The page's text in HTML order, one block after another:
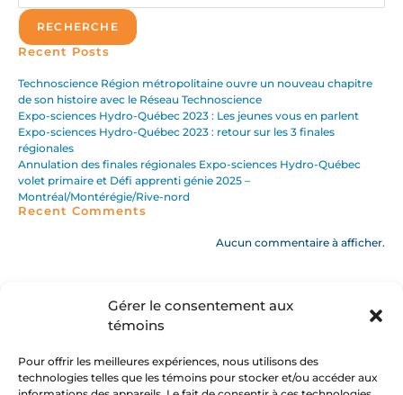
Gérer le consentement aux
témoins
Pour offrir les meilleures expériences, nous utilisons des
technologies telles que les témoins pour stocker et/ou accéder aux
RECHERCHE
Recent Posts
Technoscience Région métropolitaine ouvre un nouveau chapitre
de son histoire avec le Réseau Technoscience
Expo-sciences Hydro-Québec 2023 : Les jeunes vous en parlent
Expo-sciences Hydro-Québec 2023 : retour sur les 3 finales
régionales
Annulation des finales régionales Expo-sciences Hydro-Québec
volet primaire et Défi apprenti génie 2025 –
Montréal/Montérégie/Rive-nord
Recent Comments
Aucun commentaire à afficher.